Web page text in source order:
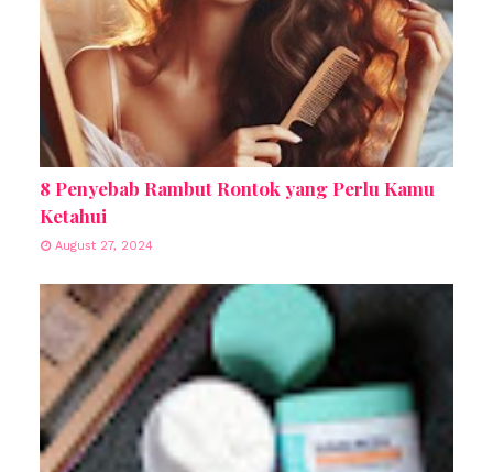
8 Penyebab Rambut Rontok yang Perlu Kamu
Ketahui
August 27, 2024